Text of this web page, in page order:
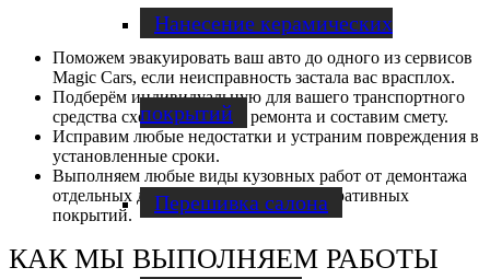
Нанесение керамических
покрытий
Перешивка салона
Поможем эвакуировать ваш авто до одного из сервисов
Magic Cars, если неисправность застала вас врасплох.
Подберём индивидуальную для вашего транспортного
средства схему кузовного ремонта и составим смету.
Исправим любые недостатки и устраним повреждения в
установленные сроки.
Выполняем любые виды кузовных работ от демонтажа
отдельных деталей до нанесения декоративных
покрытий.
КАК МЫ ВЫПОЛНЯЕМ РАБОТЫ